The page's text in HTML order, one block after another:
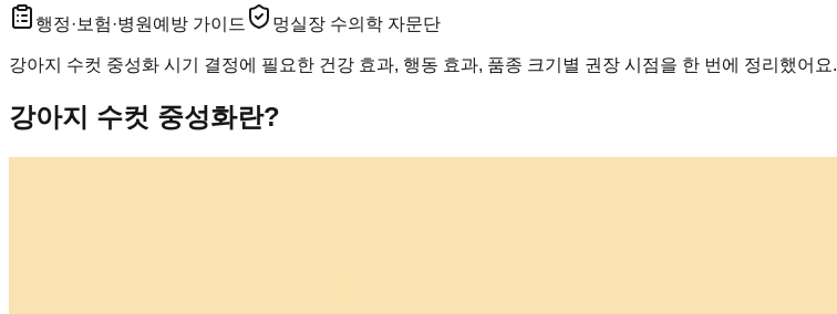
행정·보험·병원 예방 가이드 멍실장 수의학 자문단
강아지 수컷 중성화 시기 결정에 필요한 건강 효과, 행동 효과, 품종 크기별 권장 시점을 한 번에 정리했어요.
강아지 수컷 중성화란?